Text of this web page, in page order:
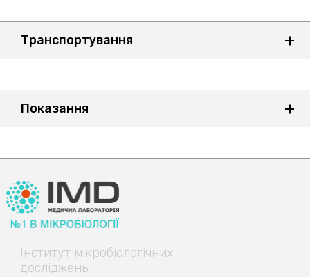
Транспортування
Показання
Інститут мікробіологічних
досліджень